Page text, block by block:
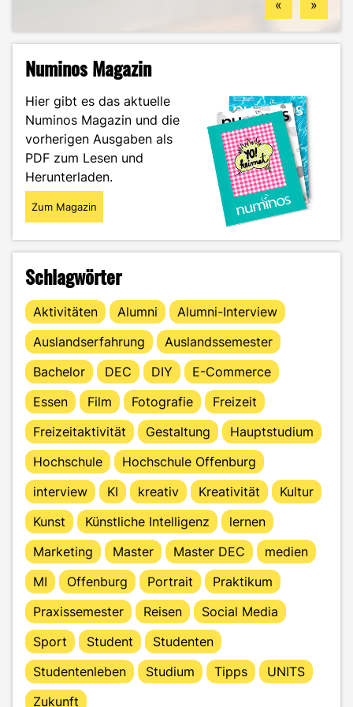
« »
Numinos Magazin
Hier gibt es das aktuelle
Numinos Magazin und die
vorherigen Ausgaben als
PDF zum Lesen und
Herunterladen.
Zum Magazin
Schlagwörter
Aktivitäten Alumni
Alumni-Interview
Auslandserfahrung
Auslandssemester
Bachelor
DEC DIY
E-Commerce
Essen
Film Fotografie
Freizeit
Freizeitaktivität
Gestaltung
Hauptstudium
Hochschule
Hochschule Offenburg
interview
KI kreativ Kreativität
Kultur
Kunst
Künstliche Intelligenz
lernen
Marketing
Master Master DEC
medien
MI
Offenburg Portrait
Praktikum
Praxissemester
Reisen
Social Media
Sport
Student
Studenten
Studentenleben
Studium Tipps
UNITS
Zukunft